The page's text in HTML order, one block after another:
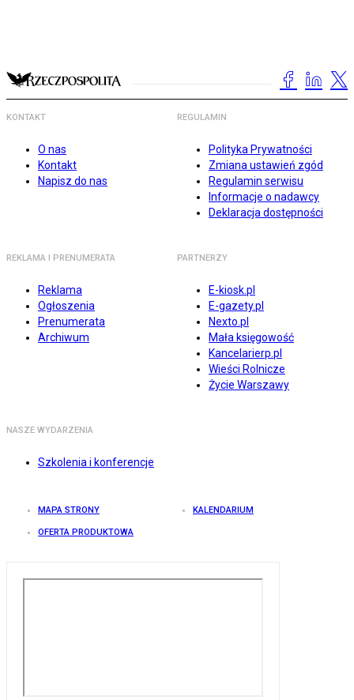
KONTAKT
O nas
Kontakt
Napisz do nas
REGULAMIN
Polityka Prywatności
Zmiana ustawień zgód
Regulamin serwisu
Informacje o nadawcy
Deklaracja dostępności
REKLAMA I PRENUMERATA
Reklama
Ogłoszenia
Prenumerata
Archiwum
PARTNERZY
E-kiosk.pl
E-gazety.pl
Nexto.pl
Mała księgowość
Kancelarierp.pl
Wieści Rolnicze
Życie Warszawy
NASZE WYDARZENIA
Szkolenia i konferencje
MAPA STRONY KALENDARIUM
OFERTA PRODUKTOWA